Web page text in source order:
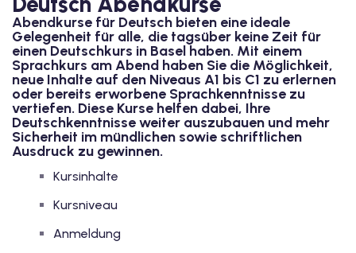
B1
Deutsch B1
B1
Deutsch B2
B2
Deutsch B2
Abendkurse für Deutsch bieten eine ideale
Gelegenheit für alle, die tagsüber keine Zeit für
einen Deutschkurs in Basel haben. Mit einem
Sprachkurs am Abend haben Sie die Möglichkeit,
neue Inhalte auf den Niveaus A1 bis C1 zu erlernen
oder bereits erworbene Sprachkenntnisse zu
vertiefen. Diese Kurse helfen dabei, Ihre
Deutschkenntnisse weiter auszubauen und mehr
Sicherheit im mündlichen sowie schriftlichen
Ausdruck zu gewinnen.
Kursinhalte
Kursniveau
Anmeldung